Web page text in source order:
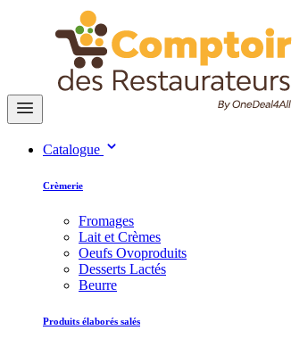
Catalogue
Crèmerie
Fromages
Lait et Crèmes
Oeufs Ovoproduits
Desserts Lactés
Beurre
Produits élaborés salés